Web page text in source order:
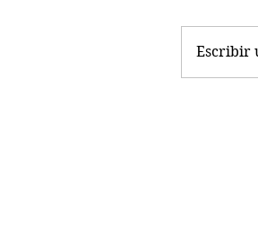
Escribir